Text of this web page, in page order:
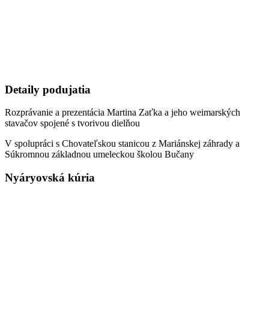
Detaily podujatia
Rozprávanie a prezentácia Martina Zaťka a jeho weimarských
stavačov spojené s tvorivou dielňou
V spolupráci s Chovateľskou stanicou z Mariánskej záhrady a
Súkromnou základnou umeleckou školou Bučany
Nyáryovská kúria